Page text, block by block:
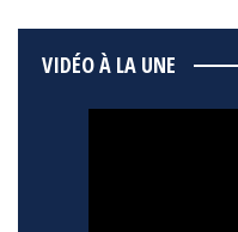
VIDÉO À LA UNE